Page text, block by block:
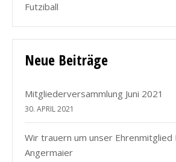
Futziball
Neue Beiträge
Mitgliederversammlung Juni 2021
30. APRIL 2021
Wir trauern um unser
Angermaier